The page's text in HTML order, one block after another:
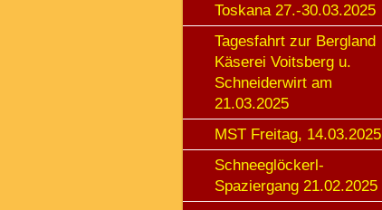
Toskana 27.-30.03.2025
Tagesfahrt zur Bergland
Käserei Voitsberg u.
Schneiderwirt am
21.03.2025
MST Freitag, 14.03.2025
Schneeglöckerl-
Spaziergang 21.02.2025